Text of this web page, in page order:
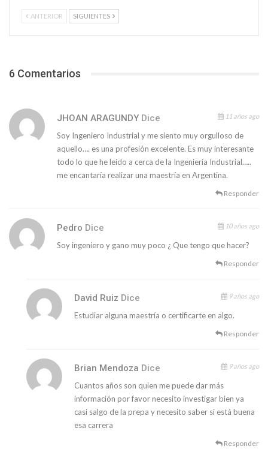
ANTERIOR SIGUIENTES
6 Comentarios
JHOAN ARAGUNDY Dice 11 años ago
Soy Ingeniero Industrial y me siento muy orgulloso de
aquello…. es una profesión excelente. Es muy interesante
todo lo que he leído a cerca de la Ingeniería Industrial…..
me encantaría realizar una maestría en Argentina.
Responder
Pedro Dice 10 años ago
Soy ingeniero y gano muy poco ¿ Que tengo que hacer?
Responder
David Ruiz Dice 9 años ago
Estudiar alguna maestría o certificarte en algo.
Responder
Brian Mendoza Dice 9 años ago
Cuantos años son quien me puede dar más
información por favor necesito investigar bien ya
casi salgo de la prepa y necesito saber si está buena
esa carrera
Responder